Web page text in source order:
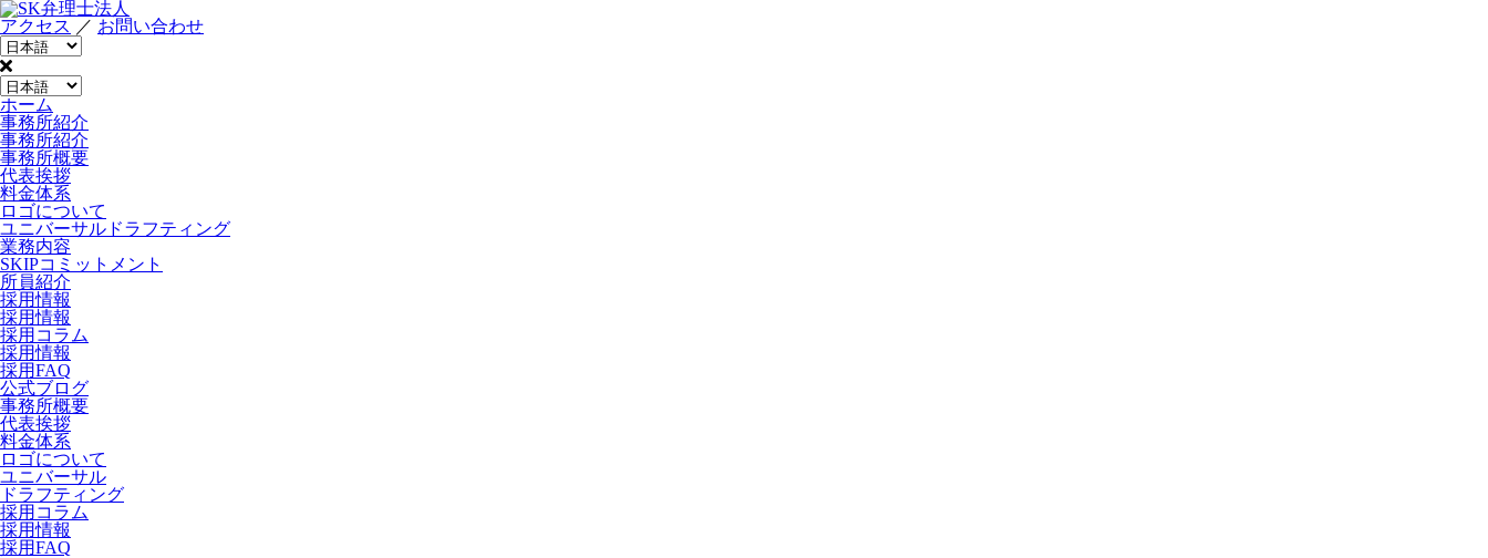
アクセス ／ お問い合わせ
ホーム
事務所紹介
事務所紹介
事務所概要
代表挨拶
料金体系
ロゴについて
ユニバーサルドラフティング
業務内容
SKIPコミットメント
所員紹介
採用情報
採用情報
採用コラム
採用情報
採用FAQ
公式ブログ
事務所概要
代表挨拶
料金体系
ロゴについて
ユニバーサル
ドラフティング
採用コラム
採用情報
採用FAQ